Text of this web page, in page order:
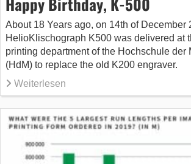
About 18 Years ago, on 14th of December
HelioKlischograph K500 was delivered at
printing department of the Hochschule der
(HdM) to replace the old K200 engraver.
Weiterlesen